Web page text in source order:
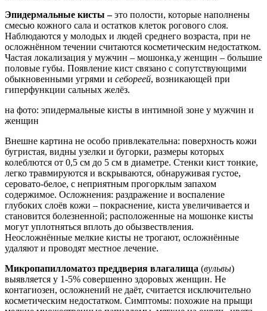
Эпидермальные кисты –это полости, которые наполнены
смесью кожного сала и остатков клеток рогового слоя.
Наблюдаются у молодых и людей среднего возраста, при не
осложнённом течении считаются косметическим недостатком.
Частая локализация у мужчин – мошонка,у женщин – большие
половые губы. Появление кист связано с сопутствующими
обыкновенными угрями и себореей, возникающей при
гиперфункции сальных желёз.
на фото: эпидермальные кисты в интимной зоне у мужчин и
женщин
Внешне картина не особо привлекательна: поверхность кожи
бугристая, видны узелки и бугорки, размеры которых
колеблются от 0,5 см до 5 см в диаметре. Стенки кист тонкие,
легко травмируются и вскрываются, обнаруживая густое,
серовато-белое, с неприятным прогорклым запахом
содержимое. Осложнения: раздражение и воспаление
глубоких слоёв кожи – покраснение, киста увеличивается и
становится болезненной; расположенные на мошонке кисты
могут уплотняться вплоть до обызвествления.
Неосложнённые мелкие кисты не трогают, осложнённые
удаляют и проводят местное лечение.
Микропапилломатоз преддверия влагалища (вульвы)
выявляется у 1-5% совершенно здоровых женщин. Не
контагиозен, осложнений не даёт, считается исключительно
косметическим недостатком. Симптомы: похожие на прыщи